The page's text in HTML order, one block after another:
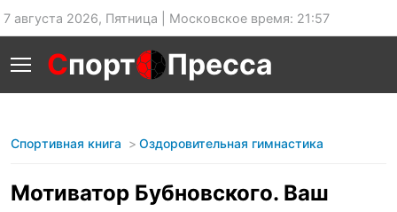
7 августа 2026, Пятница | Московское время: 21:57
Спорт Пресса
Спортивная книга Оздоровительная гимнастика
Мотиватор Бубновского. Ваш